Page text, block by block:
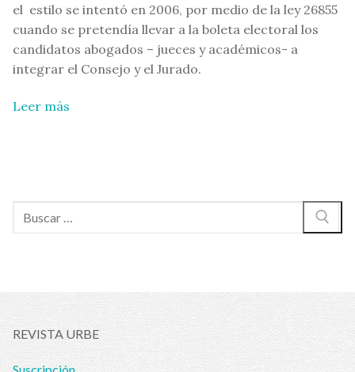
el estilo se intentó en 2006, por medio de la ley 26855
cuando se pretendía llevar a la boleta electoral los
candidatos abogados – jueces y académicos- a
integrar el Consejo y el Jurado.
Leer más
REVISTA URBE